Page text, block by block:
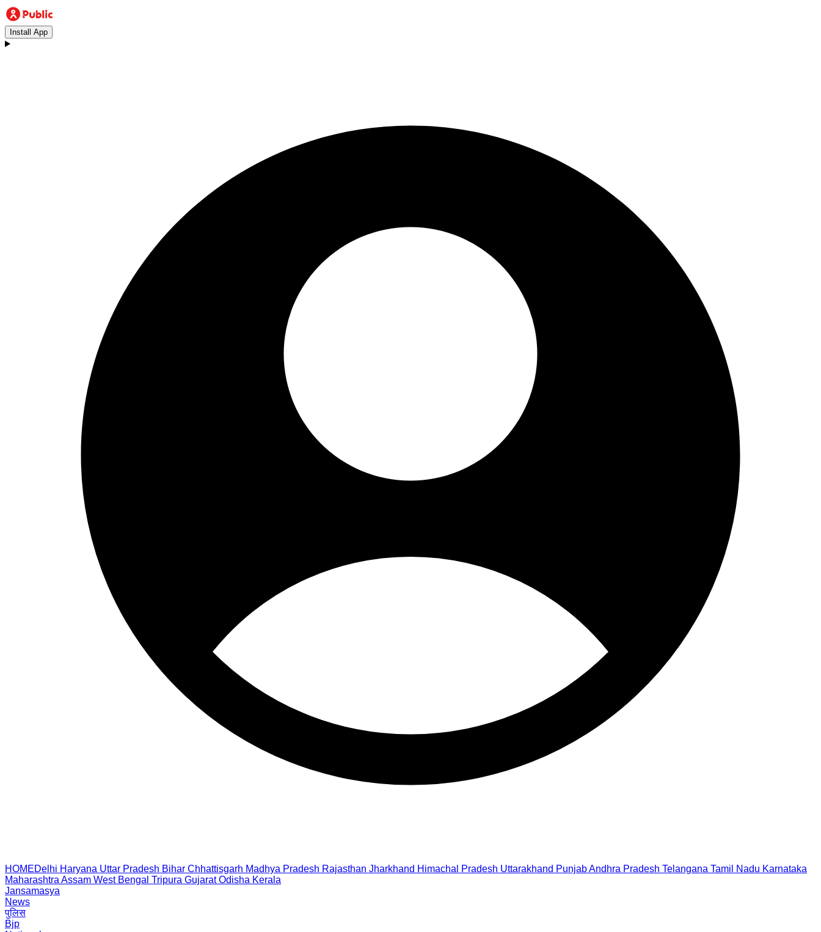
Install App
HOMEDelhi Haryana Uttar Pradesh Bihar Chhattisgarh Madhya Pradesh Rajasthan Jharkhand Himachal Pradesh Uttarakhand PunjabAndhra Pradesh Telangana Tamil Nadu Karnataka
Maharashtra Assam West Bengal Tripura Gujarat Odisha Kerala
Jansamasya
News
पुलिस
Bjp